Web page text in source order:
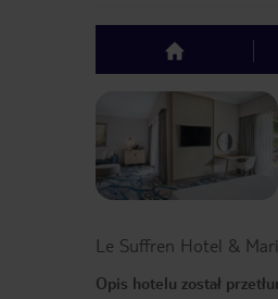
top
Previous slide
Le Suffren Hotel &
Opis hotelu został